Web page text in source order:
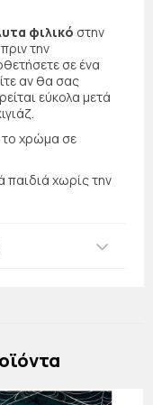
φιλικό στην
την
σε ένα
αν θα σας
εύκολα μετά
χρώμα σε
παιδιά χωρίς την